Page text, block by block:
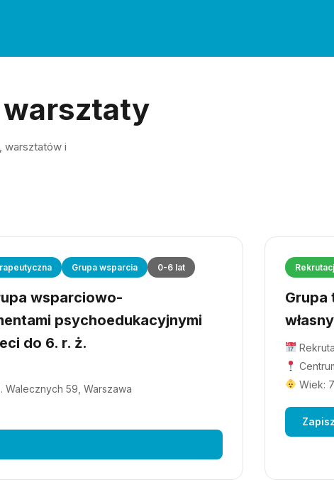
warsztatów i
Grupa wsparcia 0-6 lat
wsparciowo-
psychoedukacyjnymi
do 6. r. ż.
Walecznych 59, Warszawa
Grupa
Wiek: